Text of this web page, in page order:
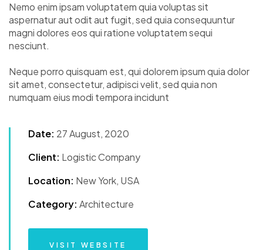
Nemo enim ipsam voluptatem quia voluptas sit
aspernatur aut odit aut fugit, sed quia consequuntur
magni dolores eos qui ratione voluptatem sequi
nesciunt.
Neque porro quisquam est, qui dolorem ipsum quia dolor
sit amet, consectetur, adipisci velit, sed quia non
numquam eius modi tempora incidunt
Date: 27 August, 2020
Client: Logistic Company
Location: New York, USA
Category: Architecture
VISIT WEBSITE